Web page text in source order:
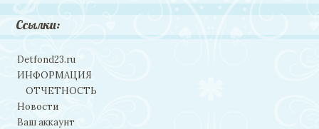
Ссылки:
Detfond23.ru
ИНФОРМАЦИЯ
ОТЧЕТНОСТЬ
Новости
Ваш аккаунт